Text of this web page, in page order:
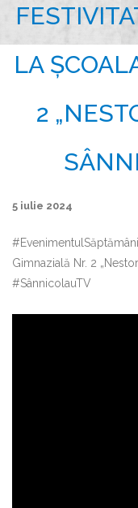
u
pLA
2
5 iulie 2024
Gimnazială Nr. 2
#SânnicolauTV